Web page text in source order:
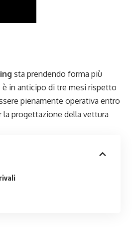
sta prendendo forma più
in anticipo di tre mesi rispetto
pienamente operativa entro
la progettazione della vettura